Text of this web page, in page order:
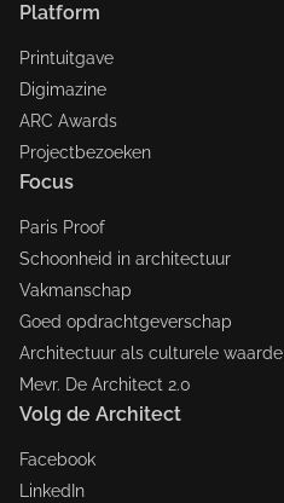
Platform
Printuitgave
Digimazine
ARC Awards
Projectbezoeken
Focus
Paris Proof
Schoonheid in architectuur
Vakmanschap
Goed opdrachtgeverschap
Architectuur als culturele waarde
Mevr. De Architect 2.0
Volg de Architect
Facebook
LinkedIn